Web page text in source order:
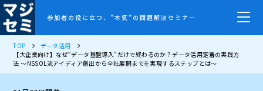
参加者の役に立つ、”本気”の問題解決セミナー
TOP
データ活用
【大企業向け】なぜ“データ基盤導入”だけで終わるのか？データ活用定着の実践方
法 ～NSSOL流アイディア創出から全社展開までを実現するステップとは～